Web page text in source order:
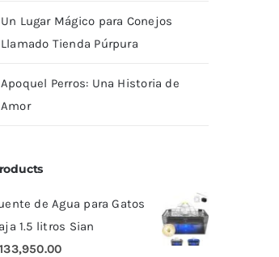
Un Lugar Mágico para Conejos
Llamado Tienda Púrpura
Apoquel Perros: Una Historia de
Amor
de Agua para Gatos
1.5 litros Sian
133,950.00